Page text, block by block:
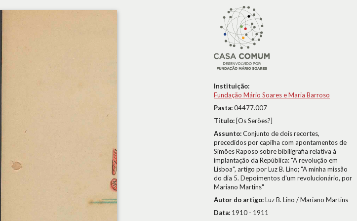
Instituição:
Fundação Mário Soares e Maria Barroso
Pasta:04477.007
Título: [Os Serões?]
Assunto:Conjunto de dois recortes,
precedidos por capilha com apontamentos de
Simões Raposo sobre bibiligrafia relativa à
implantação da República: "A revolução em
Lisboa", artigo por Luz B. Lino; "A minha missão
do dia 5. Depoimentos d'um revolucionário, por
Mariano Martins"
Autor do artigo:Luz B. Lino / Mariano Martins
Data: 1910 - 1911